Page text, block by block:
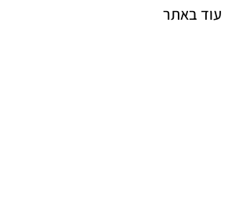
עוד באתר